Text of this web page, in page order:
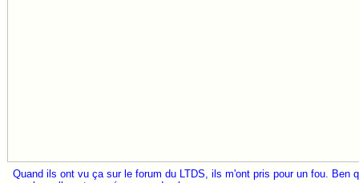
Quand ils ont vu ça sur le forum du LTDS, ils m'ont pris pour un fou. Ben